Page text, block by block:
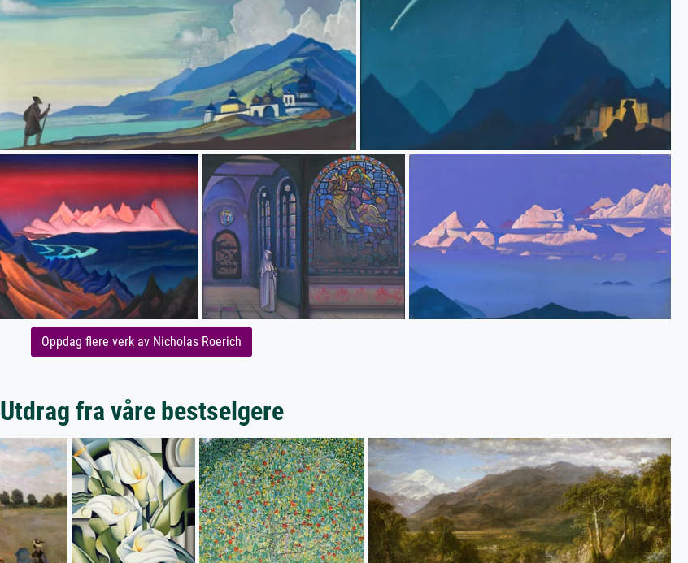
Oppdag flere verk av Nicholas Roerich
Utdrag fra våre bestselgere